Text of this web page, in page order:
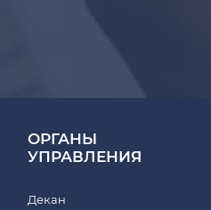
ОРГАНЫ
УПРАВЛЕНИЯ
Декан